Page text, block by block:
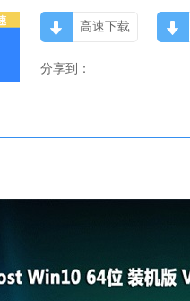
高速下载
分享到：